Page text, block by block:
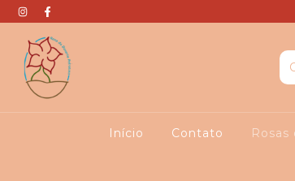
Início Contato Rosas